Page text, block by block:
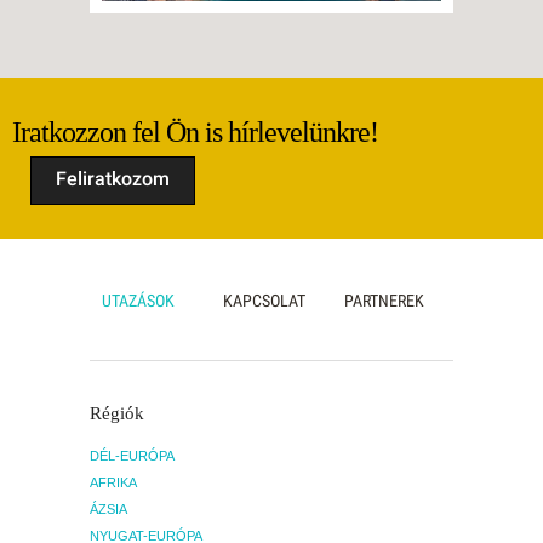
Iratkozzon fel Ön is hírlevelünkre!
Feliratkozom
UTAZÁSOK KAPCSOLAT PARTNEREK
Régiók
DÉL-EURÓPA
AFRIKA
ÁZSIA
NYUGAT-EURÓPA